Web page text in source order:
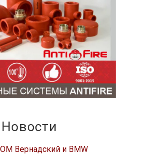
Вернадский и BMW